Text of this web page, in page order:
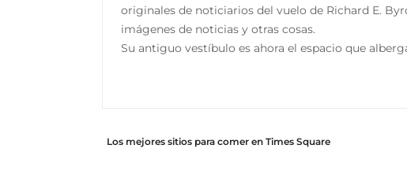
originales de noticiarios del vuelo de Richard E.
imágenes de noticias y otras cosas.
Su antiguo vestíbulo es ahora el espacio que
Los mejores sitios para comer en Times Square